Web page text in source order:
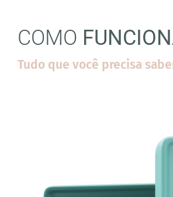
COMO
Tudo que você precisa